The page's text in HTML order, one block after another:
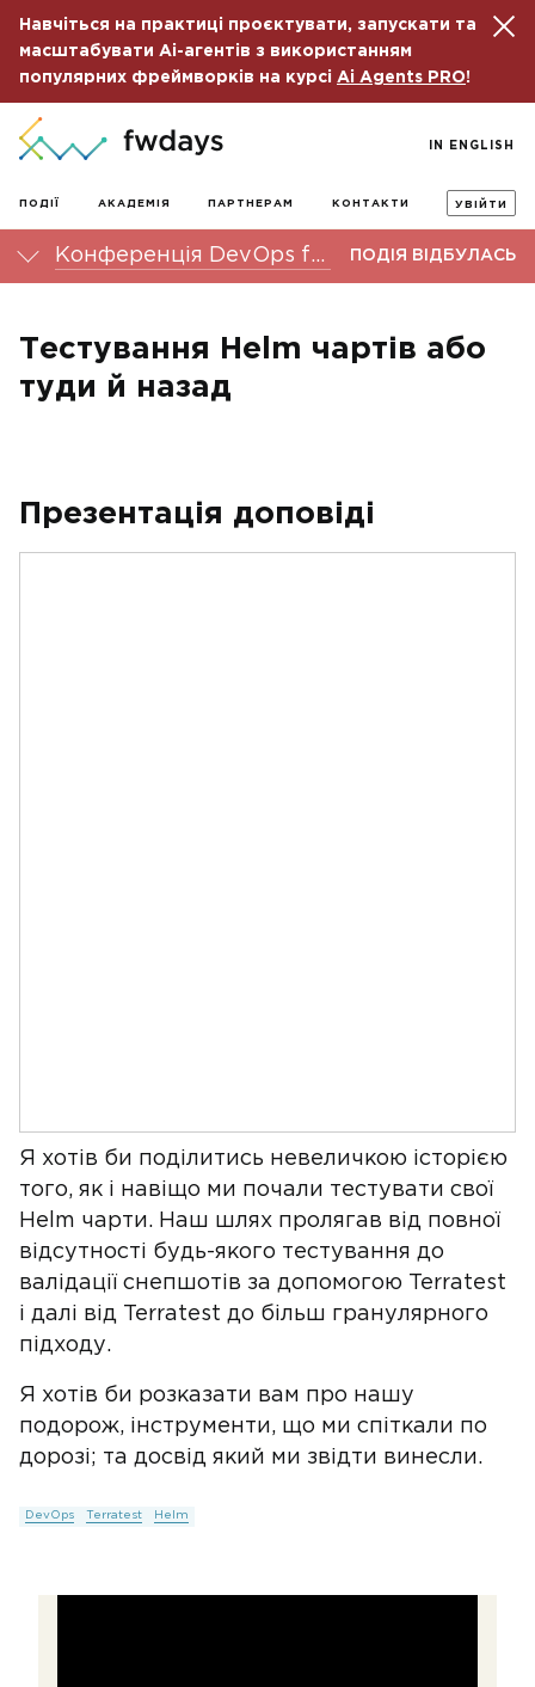
Навчіться на практиці проєктувати, запускати та
масштабувати Ai-агентів з використанням
популярних фреймворків на курсі Ai Agents PRO!
ПОДІЇ АКАДЕМІЯ ПАРТНЕРАМ КОНТАКТИ УВІЙТИ
IN ENGLISH
Конференція DevOps fwdays'24 ПОДІЯ ВІДБУЛАСЬ
Тестування Helm чартів або
туди й назад
Презентація доповіді
Я хотів би поділитись невеличкою історією
того, як і навіщо ми почали тестувати свої
Helm чарти. Наш шлях пролягав від повної
відсутності будь-якого тестування до
валідації снепшотів за допомогою Terratest
і далі від Terratest до більш гранулярного
підходу.
Я хотів би розказати вам про нашу
подорож, інструменти, що ми спіткали по
дорозі; та досвід який ми звідти винесли.
DevOps Terratest Helm